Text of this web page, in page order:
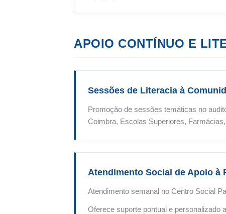
APOIO CONTÍNUO E
Sessões de Literacia à
Promoção de sessões temáticas no
Coimbra, Escolas Superiores,
Atendimento Social de Apoio à
Atendimento semanal no Centro Social
Oferece suporte pontual e personalizado